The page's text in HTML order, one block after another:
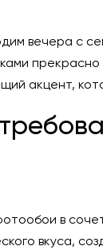
вечера с
акцент,
в
вкуса,